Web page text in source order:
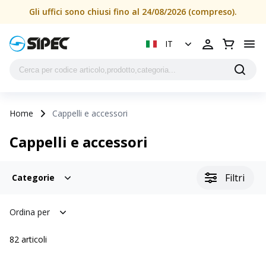
Gli uffici sono chiusi fino al 24/08/2026 (compreso).
IT
Home Cappelli e accessori
Cappelli e accessori
Categorie Filtri
Ordina per
82 articoli